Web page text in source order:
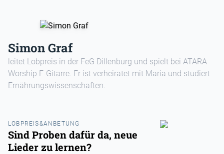
Simon Graf
leitet Lobpreis in der FeG Dillenburg und spielt bei ATARA
Worship E-Gitarre. Er ist verheiratet mit Maria und studiert
Ernährungswissenschaften.
LOBPREIS&ANBETUNG
Sind Proben dafür da, neue
Lieder zu lernen?